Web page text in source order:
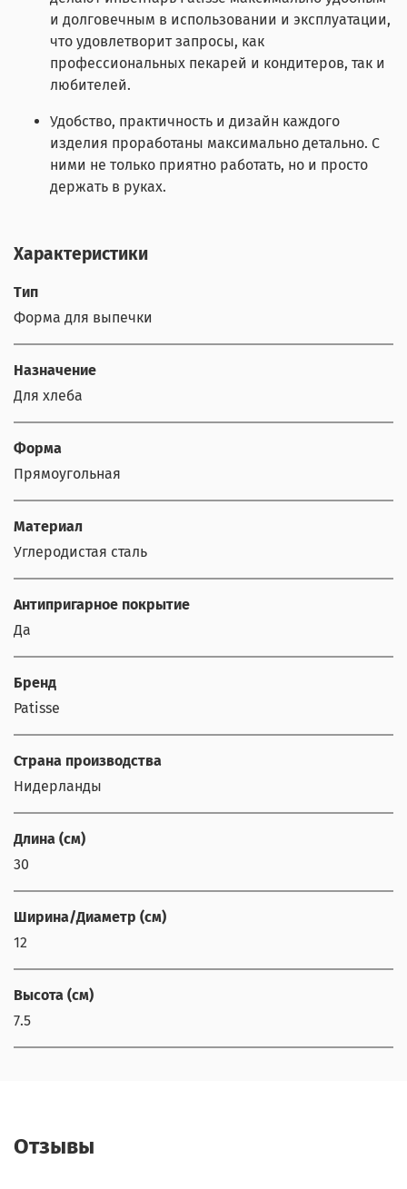
и долговечным в использовании и эксплуатации,
что удовлетворит запросы, как
профессиональных пекарей и кондитеров, так и
любителей.
Удобство, практичность и дизайн каждого
изделия проработаны максимально детально. С
ними не только приятно работать, но и просто
держать в руках.
Характеристики
Тип
Форма для выпечки
Назначение
Для хлеба
Форма
Прямоугольная
Материал
Углеродистая сталь
Антипригарное покрытие
Да
Бренд
Patisse
Страна производства
Нидерланды
Длина (см)
30
Ширина/Диаметр (см)
12
Высота (см)
7.5
Отзывы